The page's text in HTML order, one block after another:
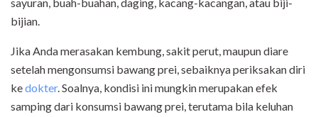
bijian.
Jika Anda merasakan kembung, sakit perut, maupun diare
setelah mengonsumsi bawang prei, sebaiknya periksakan diri
kedokter. Soalnya, kondisi ini mungkin merupakan efek
samping dari konsumsi bawang prei, terutama bila keluhan